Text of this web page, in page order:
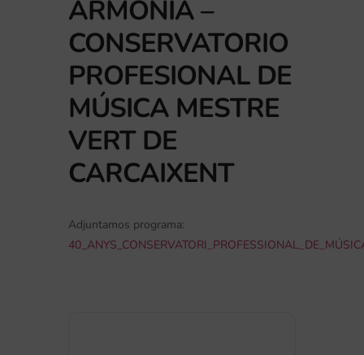
Actualidad
ARMONÍA –
CONSERVATORIO
PROFESIONAL DE
MÚSICA MESTRE
VERT DE
CARCAIXENT
Adjuntamos programa: